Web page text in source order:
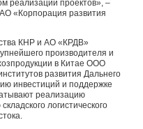
реализации проектов», –
«Корпорация развития
КНР и АО «КРДВ»
производителя и
в Китае ООО
развития Дальнего
инвестиций и поддержке
реализацию
логистического